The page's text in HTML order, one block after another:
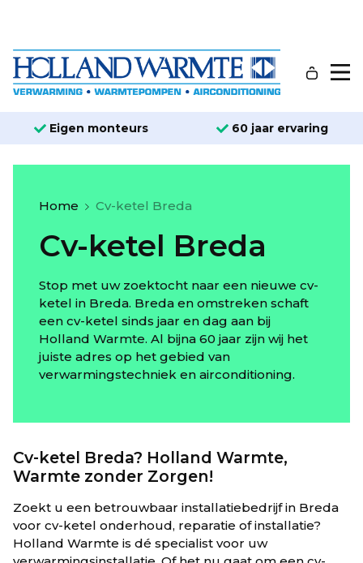
Eigen monteurs 60 jaar ervaring
Home Cv-ketel Breda
Cv-ketel Breda
Stop met uw zoektocht naar een nieuwe cv-
ketel in Breda. Breda en omstreken schaft
een cv-ketel sinds jaar en dag aan bij
Holland Warmte. Al bijna 60 jaar zijn wij het
juiste adres op het gebied van
verwarmingstechniek en airconditioning.
Cv-ketel Breda? Holland Warmte,
Warmte zonder Zorgen!
Zoekt u een betrouwbaar installatiebedrijf in Breda
voor cv-ketel onderhoud, reparatie of installatie?
Holland Warmte is dé specialist voor uw